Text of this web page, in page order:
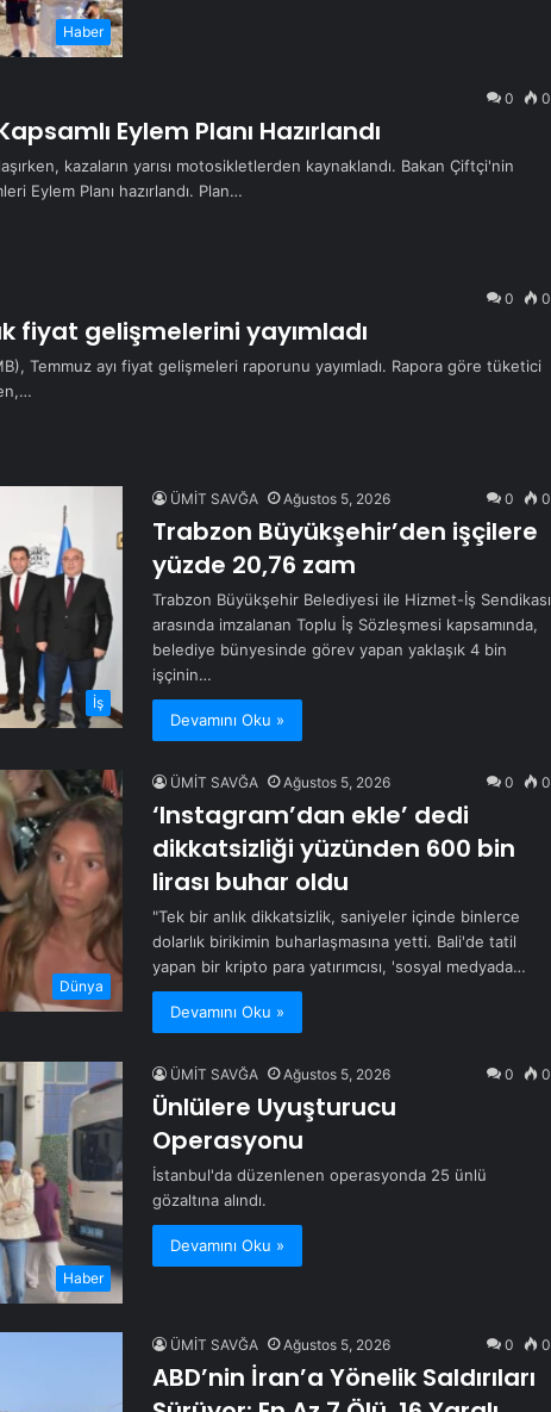
Haber
0 0
Eylem Planı Hazırlandı
kazaların yarısı motosikletlerden kaynaklandı. Bakan Çiftçi'nin
Eylem Planı hazırlandı. Plan…
0 0
fiyat gelişmelerini yayımladı
Temmuz ayı fiyat gelişmeleri raporunu yayımladı. Rapora göre tüketici
İş
ÜMİT SAVĞA Ağustos 5, 2026 0 0
Trabzon Büyükşehir’den işçilere
yüzde 20,76 zam
Trabzon Büyükşehir Belediyesi ile Hizmet-İş Sendikası
arasında imzalanan Toplu İş Sözleşmesi kapsamında,
belediye bünyesinde görev yapan yaklaşık 4 bin
işçinin…
Devamını Oku »
Dünya
ÜMİT SAVĞA Ağustos 5, 2026 0 0
‘Instagram’dan ekle’ dedi
dikkatsizliği yüzünden 600 bin
lirası buhar oldu
"Tek bir anlık dikkatsizlik, saniyeler içinde binlerce
dolarlık birikimin buharlaşmasına yetti. Bali'de tatil
yapan bir kripto para yatırımcısı, 'sosyal medyada…
Devamını Oku »
Haber
ÜMİT SAVĞA Ağustos 5, 2026 0 0
Ünlülere Uyuşturucu
Operasyonu
İstanbul'da düzenlenen operasyonda 25 ünlü
gözaltına alındı.
Devamını Oku »
ÜMİT SAVĞA Ağustos 5, 2026 0 0
ABD’nin İran’a Yönelik Saldırıları